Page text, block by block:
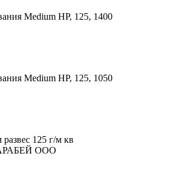
Medium HP, 125, 1400
Medium HP, 125, 1050
125 г/м кв
ООО